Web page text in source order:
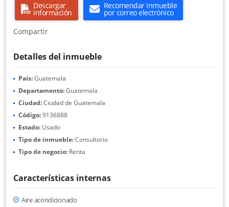
Descargar
información
Recomendar inmueble
por correo electrónico
Compartir
Detalles del inmueble
País:Guatemala
Departamento:Guatemala
Ciudad:Ciudad de Guatemala
Código:9136888
Estado: Usado
Tipo de inmueble:Consultorio
Tipo de negocio: Renta
Características internas
Aire acondicionado